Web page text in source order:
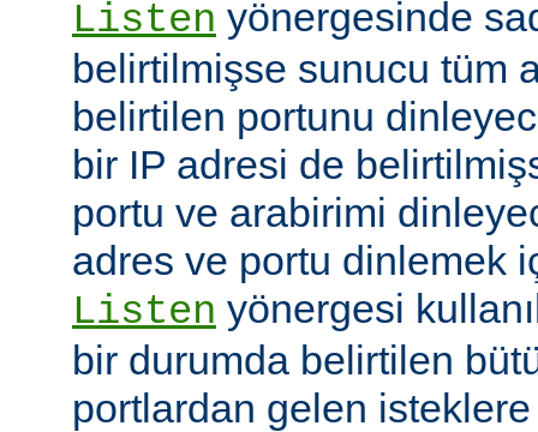
Listen yönergesinde
belirtilmişse sunucu tüm
belirtilen portunu
bir IP adresi de
portu ve arabirimi
adres ve portu dinlemek
Listen yönergesi
bir durumda belirtilen
portlardan gelen isteklere